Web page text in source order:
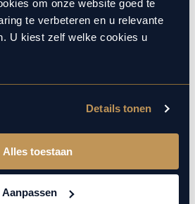
om onze website goed te
te verbeteren en u relevante
U kiest zelf welke cookies u
Details tonen
Alles toestaan
Aanpassen
op hetzelfde niveau als een
van de fabrieksgarantie. Kom
voor een APK of een
mijn
wanneer?